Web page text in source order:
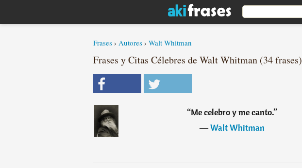
Frases › Autores › Walt Whitman
Frases y Citas Célebres de Walt Whitman (34 frases)
“Me celebro y me canto.”
―Walt Whitman